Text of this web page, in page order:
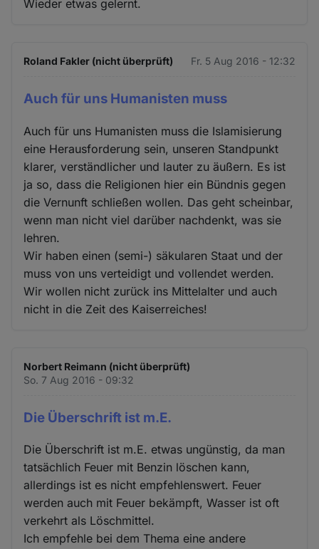
Wieder etwas gelernt.
Roland Fakler (nicht überprüft) Fr. 5 Aug 2016 - 12:32
Auch für uns Humanisten muss
Auch für uns Humanisten muss die Islamisierung
eine Herausforderung sein, unseren Standpunkt
klarer, verständlicher und lauter zu äußern. Es ist
ja so, dass die Religionen hier ein Bündnis gegen
die Vernunft schließen wollen. Das geht scheinbar,
wenn man nicht viel darüber nachdenkt, was sie
lehren.
Wir haben einen (semi-) säkularen Staat und der
muss von uns verteidigt und vollendet werden.
Wir wollen nicht zurück ins Mittelalter und auch
nicht in die Zeit des Kaiserreiches!
Norbert Reimann (nicht überprüft)
So. 7 Aug 2016 - 09:32
Die Überschrift ist m.E.
Die Überschrift ist m.E. etwas ungünstig, da man
tatsächlich Feuer mit Benzin löschen kann,
allerdings ist es nicht empfehlenswert. Feuer
werden auch mit Feuer bekämpft, Wasser ist oft
verkehrt als Löschmittel.
Ich empfehle bei dem Thema eine andere